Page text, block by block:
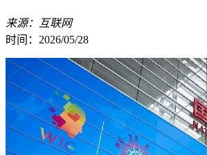
来源：互联网
时间：2026/05/28